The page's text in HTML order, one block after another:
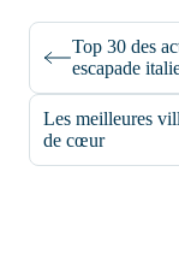
Top 30 des
escapade
Les meilleures
de cœur